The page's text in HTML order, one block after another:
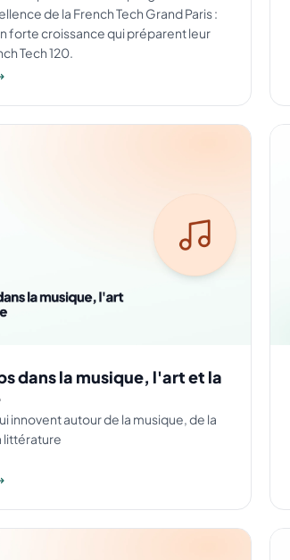
de la French Tech Grand Paris :
forte croissance qui préparent leur
Tech 120.
dans la musique, l'art et la
innovent autour de la musique, de la
littérature